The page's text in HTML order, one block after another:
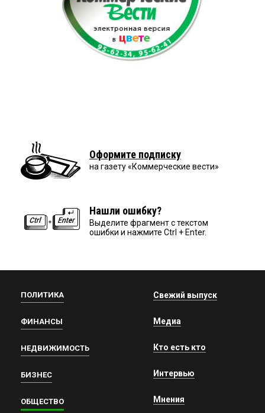
Оформите подписку
на газету «Коммерческие вести»
Нашли ошибку?
Выделите фрагмент с текстом
ошибки и нажмите Ctrl + Enter.
ПОЛИТИКА
ФИНАНСЫ
НЕДВИЖИМОСТЬ
БИЗНЕС
ОБЩЕСТВО
Свежий выпуск
Медиа
Кто есть кто
Интервью
Мнения